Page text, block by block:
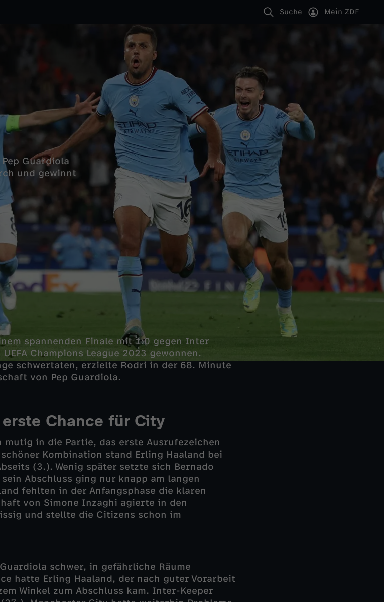
Suche Mein ZDF
Guardiola
und gewinnt
spannenden Finale mit 1:0 gegen Inter
Champions League 2023 gewonnen.
schwertaten, erzielte Rodri in der 68. Minute
von Pep Guardiola.
Chance für City
in die Partie, das erste Ausrufezeichen
Kombination stand Erling Haaland bei
(3.). Wenig später setzte sich Bernado
Abschluss ging nur knapp am langen
fehlten in der Anfangsphase die klaren
von Simone Inzaghi agierte in den
und stellte die Citizens schon im
schwer, in gefährliche Räume
hatte Erling Haaland, der nach guter Vorarbeit
Winkel zum Abschluss kam. Inter-Keeper